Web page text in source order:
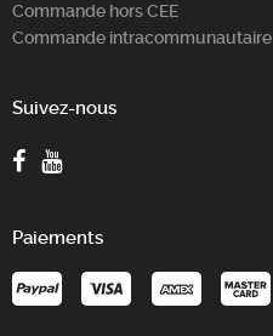
Commande hors CEE
Commande intracommunautaire
Suivez-nous
Paiements